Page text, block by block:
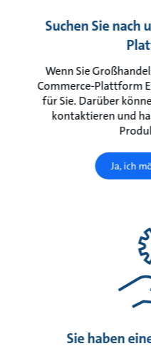
Suchen Sie nach
Wenn Sie
Commerce-Plattform
für Sie. Darüber
kontaktieren und
Ja, ich
Sie haben